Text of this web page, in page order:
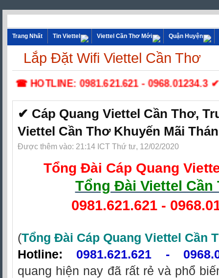
Trang Nhất Tin Viettel Viettel Cần Thơ Mới Quận Huyện
Lắp Đặt Wifi Viettel Cần Thơ
☎ HOTLINE: 0981.621.621 - 0968.01234.3
✔‎ Cáp Quang Viettel Cần Thơ,‎
Viettel Cần Thơ Khuyến Mãi
Được thêm vào: 21:14 ICT Thứ tư, 12/02/2020
Tổng Đài Cáp Quang
Tổng Đài Viettel Cần
0981.621.621 -
(Tổng Đài Cáp Quang Viettel Cần
Hotline: 0981.621.621 -
quang hiện nay đã rất rẻ và phổ